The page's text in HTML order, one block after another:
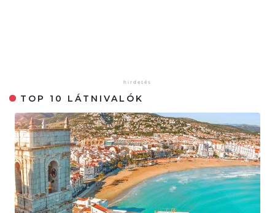
TOP 10 LÁTNIVALÓK